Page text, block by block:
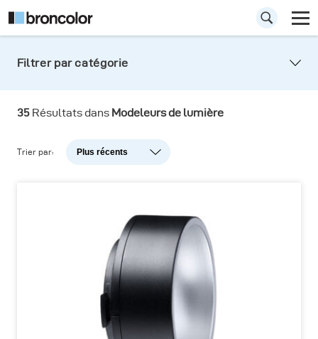
Filtrer par catégorie
35 Résultats dans Modeleurs de lumière
Trier par: Plus récents
Plus récents